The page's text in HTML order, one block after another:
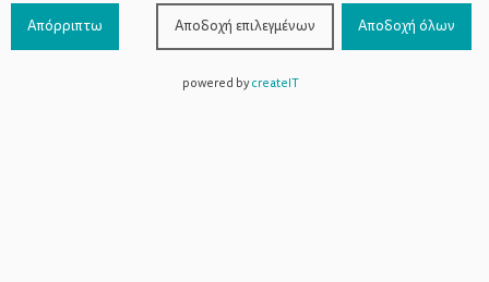
800-1199-800(από σταθερό,
χωρίς χρέωση)
Απόρριπτω Αποδοχή επιλεγμένων Αποδοχή όλων
powered bycreateIT